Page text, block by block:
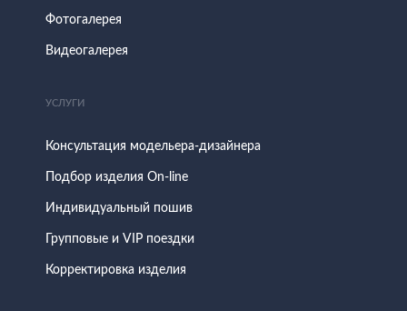
Фотогалерея
Видеогалерея
УСЛУГИ
Консультация модельера-дизайнера
Подбор изделия On-line
Индивидуальный пошив
Групповые и VIP поездки
Корректировка изделия